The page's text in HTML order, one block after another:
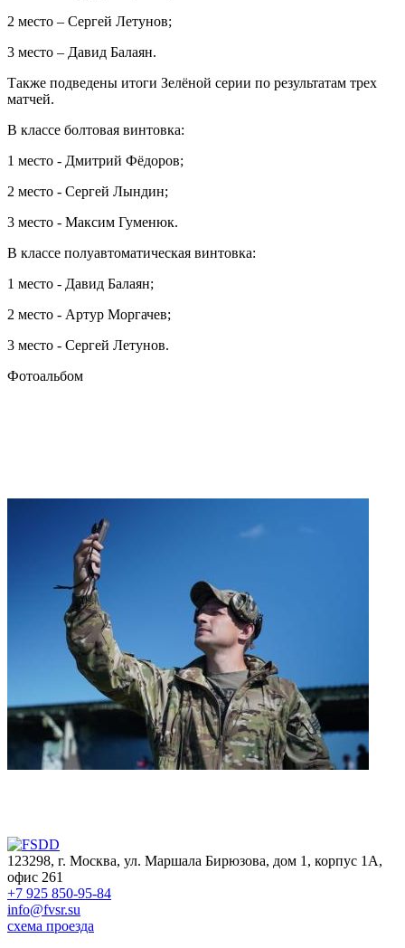
2 место – Сергей Летунов;
3 место – Давид Балаян.
Также подведены итоги Зелёной серии по результатам трех
матчей.
В классе болтовая винтовка:
1 место - Дмитрий Фёдоров;
2 место - Сергей Лындин;
3 место - Максим Гуменюк.
В классе полуавтоматическая винтовка:
1 место - Давид Балаян;
2 место - Артур Моргачев;
3 место - Сергей Летунов.
Фотоальбом
123298, г. Москва, ул. Маршала Бирюзова, дом 1, корпус 1А,
офис 261
+7 925 850-95-84
info@fvsr.su
схема проезда